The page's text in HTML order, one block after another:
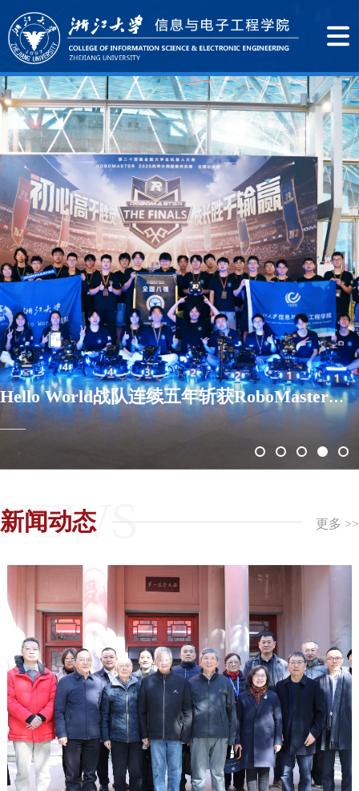
Hello World战队连续五年斩获RoboMaster机甲大师全国赛一等奖
——
新闻动态 更多 >>
信电学院 x OPPO “致远计划”代表团赴马来西亚
交流访问
7月19日至25日，浙江大学信息与电子工程学院党委书记孙
棋、副院长王玮带队，组织30余名师生组成信电学院 x
OPPO“致远计划”海外社会实践代表团赴马来西亚吉隆坡开展
交流访问。
查看详情 +
全国奖项+1！我院李宇波副教授《数字系统》课
程在全国高校教师教学创新大赛斩获二等奖
近日，第六届全国高校教师教学创新大赛全国赛落下帷幕。
副高组二等奖，这是我院教师在国家级教学赛事中取得的首
查看详情 +
喜报 | 我院四项教学成果获中国电子学会2026年
电子信息教学成果奖
7月19日，中国电子学会2026年电子信息教学成果大赛颁奖
典礼在西安举行。我院教师团队在中国电子学会2026电子信
息教学成果大赛中获得四项教学成果奖。四项成果聚焦研究
生培养、课程建设与工程实践等人才培养关键环节...
查看详情 +